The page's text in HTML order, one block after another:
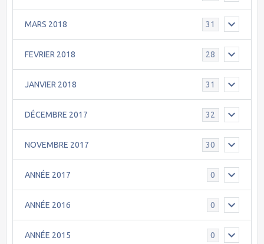
MARS 2018 31
FEVRIER 2018 28
JANVIER 2018 31
DÉCEMBRE 2017 32
NOVEMBRE 2017 30
ANNÉE 2017 0
ANNÉE 2016 0
ANNÉE 2015 0